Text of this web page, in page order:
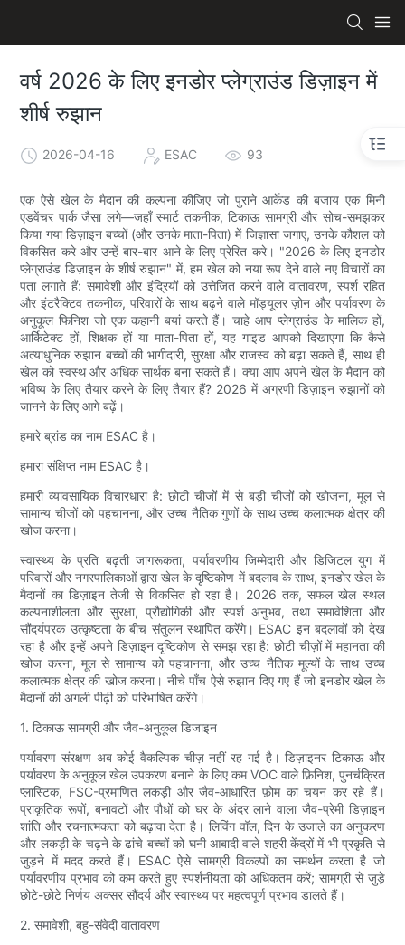
वर्ष 2026 के लिए इनडोर प्लेग्राउंड डिज़ाइन में
शीर्ष रुझान
2026-04-16 ESAC 93
एक ऐसे खेल के मैदान की कल्पना कीजिए जो पुराने आर्केड की बजाय एक मिनी
एडवेंचर पार्क जैसा लगे—जहाँ स्मार्ट तकनीक, टिकाऊ सामग्री और सोच-समझकर
किया गया डिज़ाइन बच्चों (और उनके माता-पिता) में जिज्ञासा जगाए, उनके कौशल को
विकसित करे और उन्हें बार-बार आने के लिए प्रेरित करे। "2026 के लिए इनडोर
प्लेग्राउंड डिज़ाइन के शीर्ष रुझान" में, हम खेल को नया रूप देने वाले नए विचारों का
पता लगाते हैं: समावेशी और इंद्रियों को उत्तेजित करने वाले वातावरण, स्पर्श रहित
और इंटरैक्टिव तकनीक, परिवारों के साथ बढ़ने वाले मॉड्यूलर ज़ोन और पर्यावरण के
अनुकूल फिनिश जो एक कहानी बयां करते हैं। चाहे आप प्लेग्राउंड के मालिक हों,
आर्किटेक्ट हों, शिक्षक हों या माता-पिता हों, यह गाइड आपको दिखाएगा कि कैसे
अत्याधुनिक रुझान बच्चों की भागीदारी, सुरक्षा और राजस्व को बढ़ा सकते हैं, साथ ही
खेल को स्वस्थ और अधिक सार्थक बना सकते हैं। क्या आप अपने खेल के मैदान को
भविष्य के लिए तैयार करने के लिए तैयार हैं? 2026 में अग्रणी डिज़ाइन रुझानों को
जानने के लिए आगे बढ़ें।
हमारे ब्रांड का नाम ESAC है।
हमारा संक्षिप्त नाम ESAC है।
हमारी व्यावसायिक विचारधारा है: छोटी चीजों में से बड़ी चीजों को खोजना, मूल से
सामान्य चीजों को पहचानना, और उच्च नैतिक गुणों के साथ उच्च कलात्मक क्षेत्र की
खोज करना।
स्वास्थ्य के प्रति बढ़ती जागरूकता, पर्यावरणीय जिम्मेदारी और डिजिटल युग में
परिवारों और नगरपालिकाओं द्वारा खेल के दृष्टिकोण में बदलाव के साथ, इनडोर खेल के
मैदानों का डिज़ाइन तेजी से विकसित हो रहा है। 2026 तक, सफल खेल स्थल
कल्पनाशीलता और सुरक्षा, प्रौद्योगिकी और स्पर्श अनुभव, तथा समावेशिता और
सौंदर्यपरक उत्कृष्टता के बीच संतुलन स्थापित करेंगे। ESAC इन बदलावों को देख
रहा है और इन्हें अपने डिज़ाइन दृष्टिकोण से समझ रहा है: छोटी चीज़ों में महानता की
खोज करना, मूल से सामान्य को पहचानना, और उच्च नैतिक मूल्यों के साथ उच्च
कलात्मक क्षेत्र की खोज करना। नीचे पाँच ऐसे रुझान दिए गए हैं जो इनडोर खेल के
मैदानों की अगली पीढ़ी को परिभाषित करेंगे।
1. टिकाऊ सामग्री और जैव-अनुकूल डिजाइन
पर्यावरण संरक्षण अब कोई वैकल्पिक चीज़ नहीं रह गई है। डिज़ाइनर टिकाऊ और
पर्यावरण के अनुकूल खेल उपकरण बनाने के लिए कम VOC वाले फ़िनिश, पुनर्चक्रित
प्लास्टिक, FSC-प्रमाणित लकड़ी और जैव-आधारित फ़ोम का चयन कर रहे हैं।
प्राकृतिक रूपों, बनावटों और पौधों को घर के अंदर लाने वाला जैव-प्रेमी डिज़ाइन
शांति और रचनात्मकता को बढ़ावा देता है। लिविंग वॉल, दिन के उजाले का अनुकरण
और लकड़ी के चढ़ने के ढांचे बच्चों को घनी आबादी वाले शहरी केंद्रों में भी प्रकृति से
जुड़ने में मदद करते हैं। ESAC ऐसे सामग्री विकल्पों का समर्थन करता है जो
पर्यावरणीय प्रभाव को कम करते हुए स्पर्शनीयता को अधिकतम करें; सामग्री से जुड़े
छोटे-छोटे निर्णय अक्सर सौंदर्य और स्वास्थ्य पर महत्वपूर्ण प्रभाव डालते हैं।
2. समावेशी, बहु-संवेदी वातावरण